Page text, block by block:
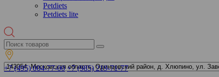
Petdiets
Petdiets lite
+7 (495) 004-77-00 +7 (985) 219-71-77